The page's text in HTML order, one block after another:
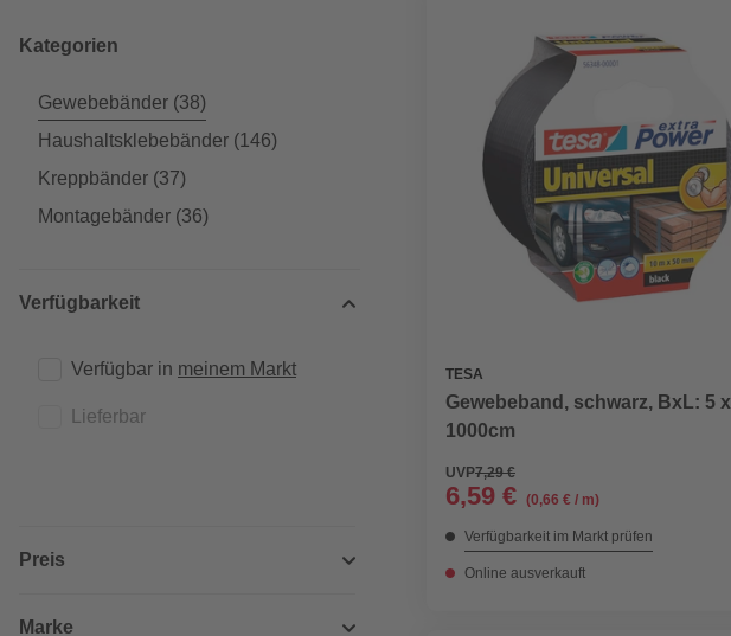
Kategorien
Gewebebänder (38)
Haushaltsklebebänder (146)
Kreppbänder (37)
Montagebänder (36)
Verfügbarkeit
Verfügbar in meinem Markt
Lieferbar
Preis
Marke
TESA
Gewebeband, schwarz, BxL: 5 x
1000cm
UVP7,29 €
6,59 € (0,66 € / m)
Verfügbarkeit im Markt prüfen
Online ausverkauft